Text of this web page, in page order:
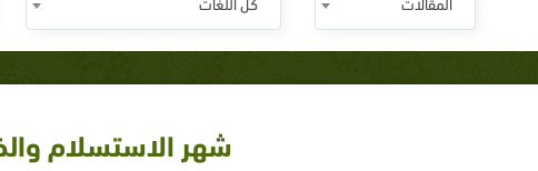
شهر الاستسلام